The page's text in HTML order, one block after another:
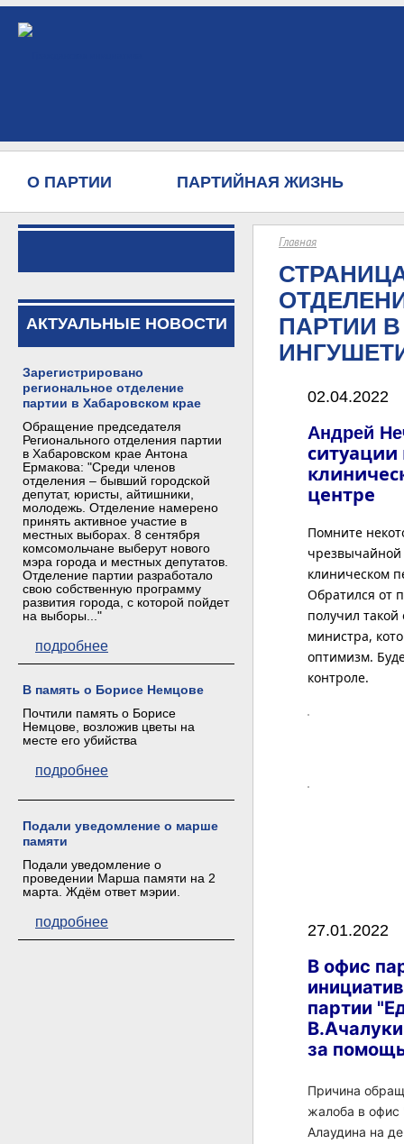
О ПАРТИИ ПАРТИЙНАЯ ЖИЗНЬ
Главная
ПАРТИИ В
02.04.2022
Андрей
ситуации
центре
Помните
чрезвычайной
клиническом
Обратился от
получил такой
министра,
оптимизм.
контроле.
27.01.2022
В офис
партии
за
Причина
жалоба в офис
Алаудина на
АКТУАЛЬНЫЕ НОВОСТИ
Зарегистрировано
региональное отделение
партии в Хабаровском крае
Обращение председателя
Регионального отделения партии
в Хабаровском крае Антона
Ермакова: "Среди членов
отделения – бывший городской
депутат, юристы, айтишники,
молодежь. Отделение намерено
принять активное участие в
местных выборах. 8 сентября
комсомольчане выберут нового
мэра города и местных депутатов.
Отделение партии разработало
свою собственную программу
развития города, с которой пойдет
на выборы..."
подробнее
В память о Борисе Немцове
Почтили память о Борисе
Немцове, возложив цветы на
месте его убийства
подробнее
Подали уведомление о марше
памяти
Подали уведомление о
проведении Марша памяти на 2
марта. Ждём ответ мэрии.
подробнее